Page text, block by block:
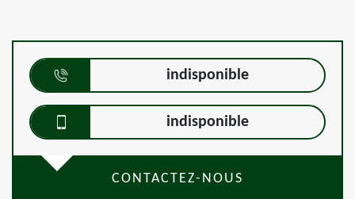
indisponible
indisponible
CONTACTEZ-NOUS